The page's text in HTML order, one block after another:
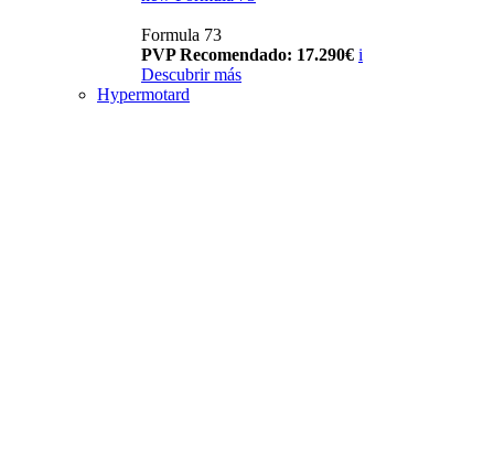
Formula 73
PVP Recomendado: 17.290€ i
Descubrir más
Hypermotard